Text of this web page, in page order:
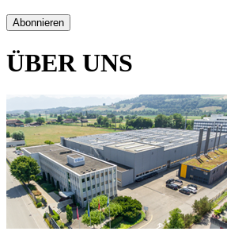
Abonnieren
ÜBER UNS